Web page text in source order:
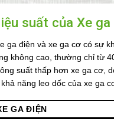
suất của Xe
ga điện và xe ga cơ có sự
không cao, thường chỉ từ
suất thấp hơn xe ga cơ,
năng leo dốc của xe ga
GA ĐIỆN